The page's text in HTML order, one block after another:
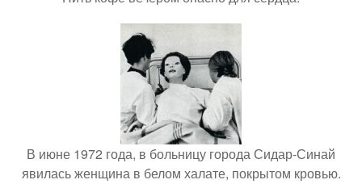
В июне 1972 года, в больницу города Сидар-Синай
явилась женщина в белом халате, покрытом кровью.